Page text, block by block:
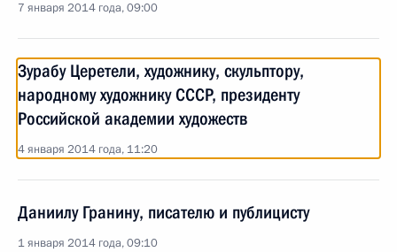
7 января 2014 года, 09:00
Зурабу Церетели, художнику, скульптору,
народному художнику СССР, президенту
Российской академии художеств
4 января 2014 года, 11:20
Даниилу Гранину, писателю и публицисту
1 января 2014 года, 09:10